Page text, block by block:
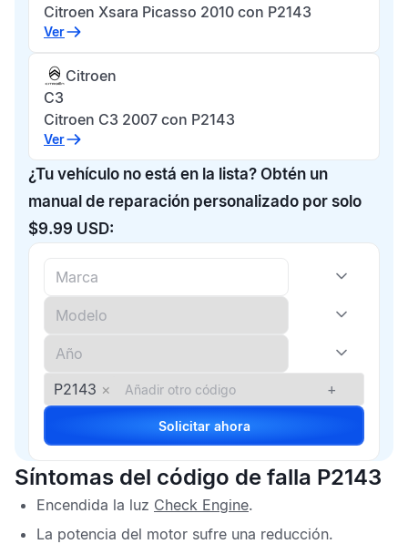
Citroen Xsara Picasso 2010 con P2143
Ver
Citroen
C3
Citroen C3 2007 con P2143
Ver
¿Tu vehículo no está en la lista? Obtén un
manual de reparación personalizado por solo
$9.99 USD:
P2143 × +
Solicitar ahora
Síntomas del código de falla P2143
Encendida la luz Check Engine.
La potencia del motor sufre una reducción.